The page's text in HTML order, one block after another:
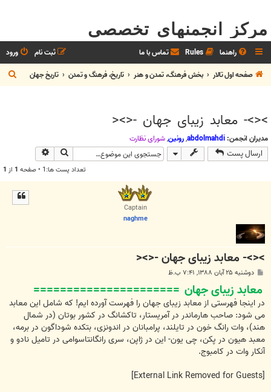
مرکز انجمنهای تخصصی
راهنما Rules تماس با ما ورود
ثبت نام
صفحه اول تالار
بخش فرهنگ، تمدن و هنر تاريخ، فرهنگ و تمدن تاريخ جهان
س
><>- معابد زیبای جهان -<><
مدیران انجمن: abdolmahdi
,رونین,شوراي نظارت
ارسال پست جستجو
تعداد پست ها:1 • صفحه 1 از 1
Captain
naghme
><>- معابد زیبای جهان -<><
ت
دوشنبه ۲۵ آبان ۱۳۸۸, ۷:۴۱ ب.ظ
معابد زیبای جهان ======================
در اینجا فهرستی از معابد زیبای جهان را فهرست آورده ایم! که شامل این معابد
می شود: صاحب هارماندر در آمریستار، تاکشانگ در کشور بوتان (در شمال
هند)، وات رانگ خون در تایلند، پرامبانان در اندونزی، بتکده شوداگون در برمه،
معبد هیون در پکن، چی یون- این در ژاپن، سری رانگانتاسوامی در تامیل نادو و
آنکار وات در کامبوج.
[External Link Removed for Guests]